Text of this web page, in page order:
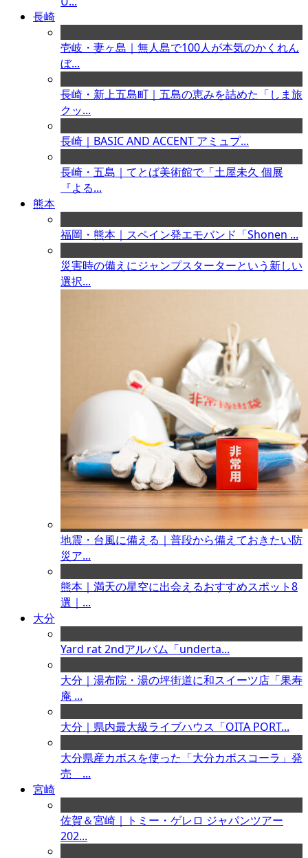
長崎
壱岐・妻ヶ島｜無人島で100人が本気のかくれん
ぼ...
長崎・新上五島町｜五島の恵みを詰めた「しま旅
クッ...
長崎｜BASIC AND ACCENT アミュプ...
長崎・五島｜てとば美術館で「土屋未久 個展
『よる...
熊本
福岡・熊本｜スペイン発エモバンド「Shonen ...
災害時の備えにジャンプスターターという新しい
選択...
地震・台風に備える｜普段から備えておきたい防
災ア...
熊本｜満天の星空に出会えるおすすめスポット8
選｜...
大分
Yard rat 2ndアルバム「underta...
大分｜湯布院・湯の坪街道に和スイーツ店「果寿
庵 ...
大分｜県内最大級ライブハウス「OITA PORT...
大分県産カボスを使った「大分カボスコーラ」発
売 ...
宮崎
佐賀＆宮崎｜トミー・ゲレロ ジャパンツアー
202...